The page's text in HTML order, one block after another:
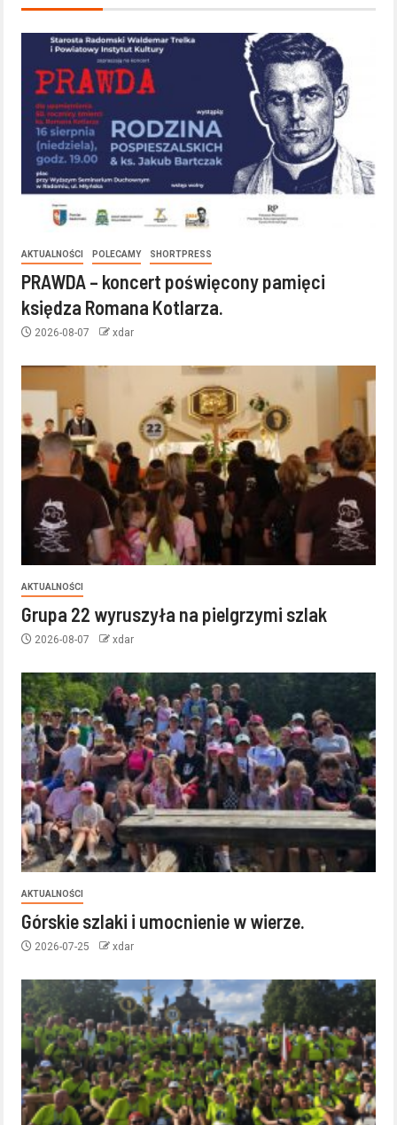
AKTUALNOŚCI POLECAMY SHORTPRESS
PRAWDA – koncert poświęcony pamięci
księdza Romana Kotlarza.
2026-08-07 xdar
AKTUALNOŚCI
Grupa 22 wyruszyła na pielgrzymi szlak
2026-08-07 xdar
AKTUALNOŚCI
Górskie szlaki i umocnienie w wierze.
2026-07-25 xdar